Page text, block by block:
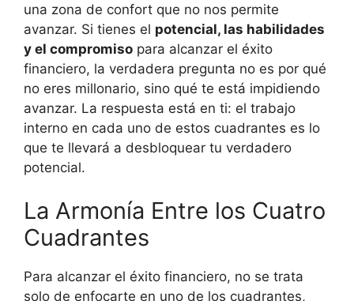
una zona de confort que no nos permite
avanzar. Si tienes el potencial, las habilidades
y el compromiso para alcanzar el éxito
financiero, la verdadera pregunta no es por qué
no eres millonario, sino qué te está impidiendo
avanzar. La respuesta está en ti: el trabajo
interno en cada uno de estos cuadrantes es lo
que te llevará a desbloquear tu verdadero
potencial.
La Armonía Entre los Cuatro
Cuadrantes
Para alcanzar el éxito financiero, no se trata
solo de enfocarte en uno de los cuadrantes,